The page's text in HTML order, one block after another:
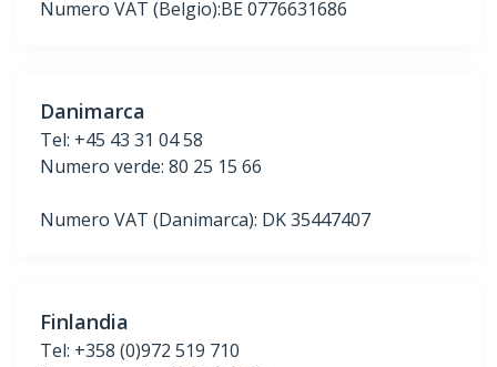
Numero VAT (Belgio):BE 0776631686
Danimarca
Tel: +45 43 31 04 58
Numero verde: 80 25 15 66
Numero VAT (Danimarca): DK 35447407
Finlandia
Tel: +358 (0)972 519 710